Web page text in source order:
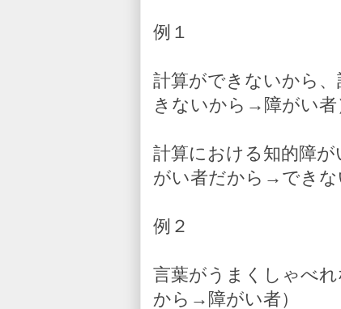
例１
計算ができないから
きないから→障がい者
計算における知的障
がい者だから→できな
例２
言葉がうまくしゃべ
から→障がい者）